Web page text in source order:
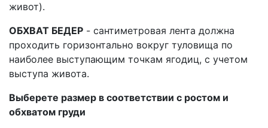
живот).
ОБХВАТ БЕДЕР - сантиметровая лента должна
проходить горизонтально вокруг туловища по
наиболее выступающим точкам ягодиц, с учетом
выступа живота.
Выберете размер в соответствии с ростом и
обхватом груди